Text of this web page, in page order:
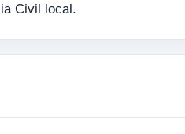
Civil local.